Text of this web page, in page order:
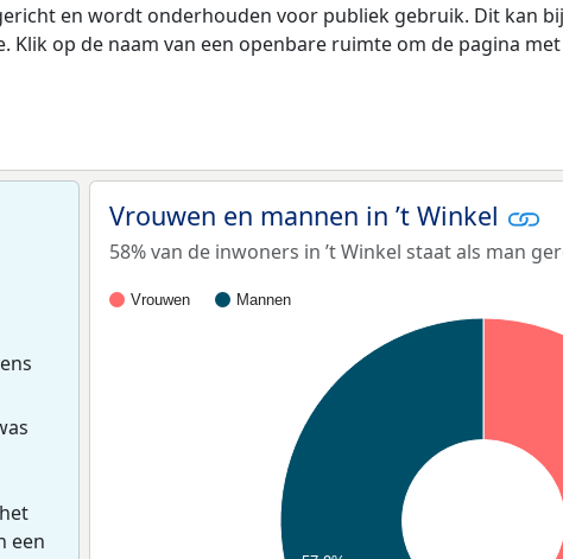
en wordt onderhouden voor publiek gebruik. Dit kan
op de naam van een openbare ruimte om de pagina
een
Vrouwen en mannen in ’t Winkel
58% van de inwoners in ’t Winkel staat als man
Vrouwen Mannen